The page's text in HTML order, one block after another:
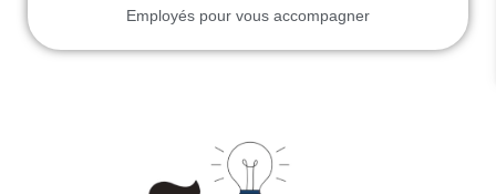
Employés pour vous accompagner